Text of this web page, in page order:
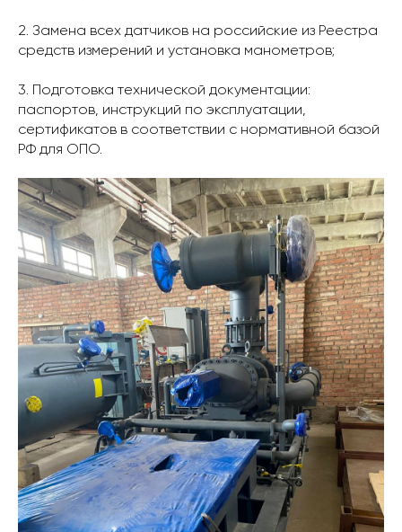
2. Замена всех датчиков на российские из Реестра
средств измерений и установка манометров;
3. Подготовка технической документации:
паспортов, инструкций по эксплуатации,
сертификатов в соответствии с нормативной базой
РФ для ОПО.